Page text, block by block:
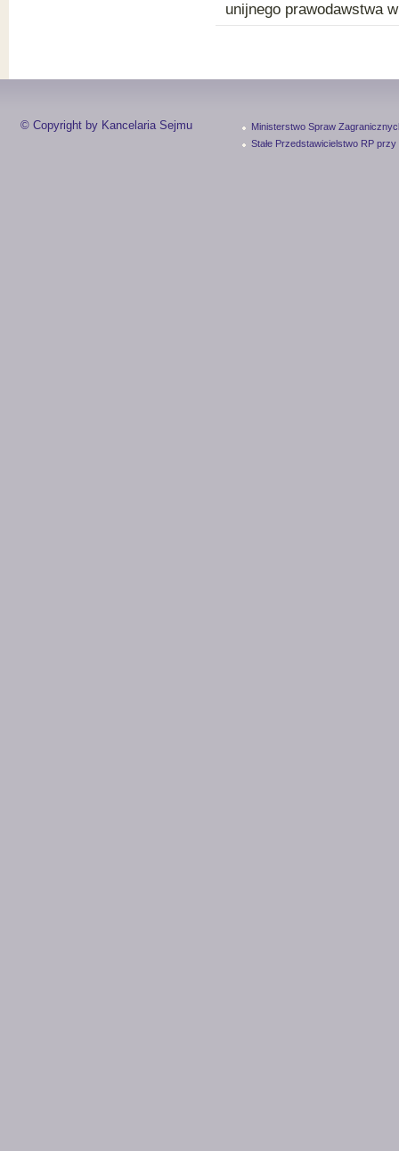
unijnego prawodawstwa
© Copyright by Kancelaria Sejmu
Ministerstwo Spraw
Stałe Przedstawicielstwo RP przy